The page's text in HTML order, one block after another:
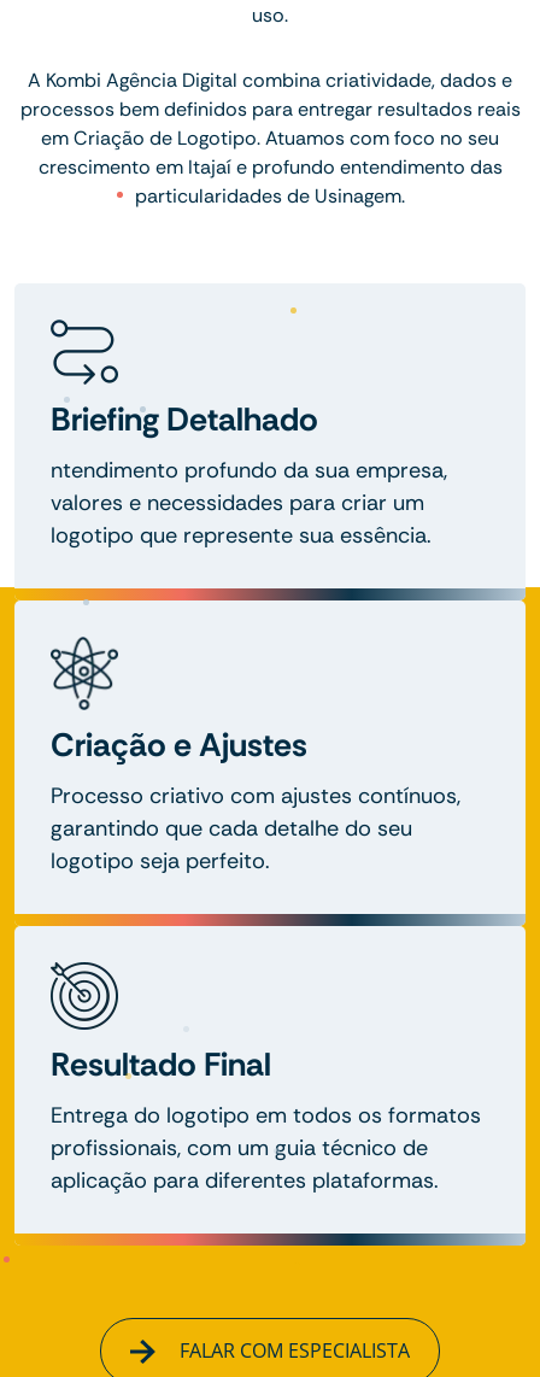
uso.
A Kombi Agência Digital combina criatividade, dados e
processos bem definidos para entregar resultados reais
em Criação de Logotipo. Atuamos com foco no seu
crescimento em Itajaí e profundo entendimento das
particularidades de Usinagem.
Briefing Detalhado
ntendimento profundo da sua empresa,
valores e necessidades para criar um
logotipo que represente sua essência.
Criação e Ajustes
Processo criativo com ajustes contínuos,
garantindo que cada detalhe do seu
logotipo seja perfeito.
Resultado Final
Entrega do logotipo em todos os formatos
profissionais, com um guia técnico de
aplicação para diferentes plataformas.
FALAR COM ESPECIALISTA